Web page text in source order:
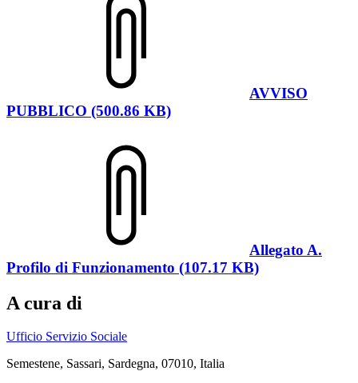
AVVISO
PUBBLICO (500.86 KB)
Allegato A.
Profilo di Funzionamento (107.17 KB)
A cura di
Ufficio Servizio Sociale
Semestene, Sassari, Sardegna, 07010, Italia